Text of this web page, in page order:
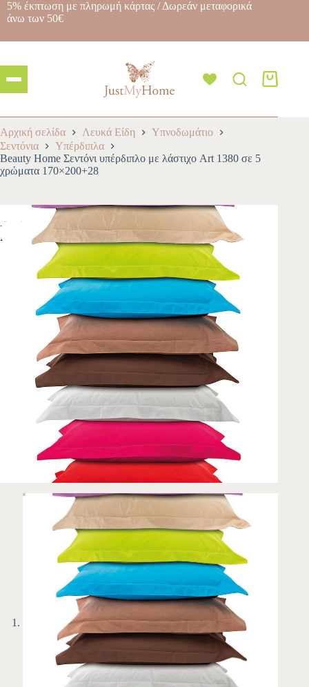
5% έκπτωση με πληρωμή κάρτας / Δωρεάν μεταφορικά
άνω των 50€
Αρχική σελίδα Λευκά Είδη
Υπνοδωμάτιο
Σεντόνια
Υπέρδιπλα
Beauty Home Σεντόνι υπέρδιπλο με λάστιχο Art 1380 σε 5
χρώματα 170×200+28
-10%
NEW